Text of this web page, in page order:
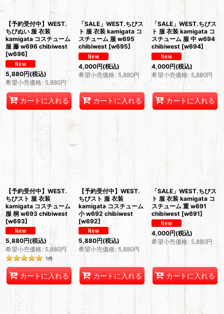
【予約受付中】WEST.
ちびぬい 服 衣装
kamigata コスチューム
服 藤 w696 chibiwest
[w696]
5,880円(税込)
希望小売価格: 5,880円
カートに入れる
「SALE」WEST.ちびス
ト 服 衣装 kamigata コ
スチューム 服 w695
chibiwest [w695]
4,000円(税込)
希望小売価格 : 5,880円
カートに入れる
「SALE」WEST.ちびス
ト 服 衣装 kamigata コ
スチューム 服 中 w694
chibiwest [w694]
4,000円(税込)
希望小売価格: 5,880円
カートに入れる
【予約受付中】WEST.
ちびスト 服 衣装
kamigata コスチューム
服 桐 w693 chibiwest
[w693]
5,880円(税込)
希望小売価格: 5,880円
1件
カートに入れる
【予約受付中】WEST.
ちびスト 服 衣装
kamigata コスチューム
小 w692 chibiwest
[w692]
5,880円(税込)
希望小売価格: 5,880円
カートに入れる
「SALE」WEST.ちびス
ト 服 衣装 kamigata コ
スチューム 重 w691
chibiwest [w691]
4,000円(税込)
希望小売価格: 5,880円
カートに入れる